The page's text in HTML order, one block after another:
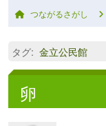
つながるさがし
タグ: 金立公民館
卵